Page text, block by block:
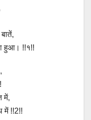
हुआ। !!१!!
में,
में !!2!!